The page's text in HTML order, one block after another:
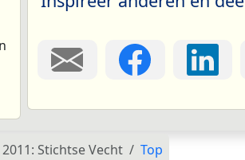
Stichtse Vecht Top